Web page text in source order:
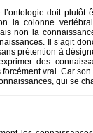
doit
la colonne
non la
Il s’agit
prétention à
des
vrai. Car
qui se